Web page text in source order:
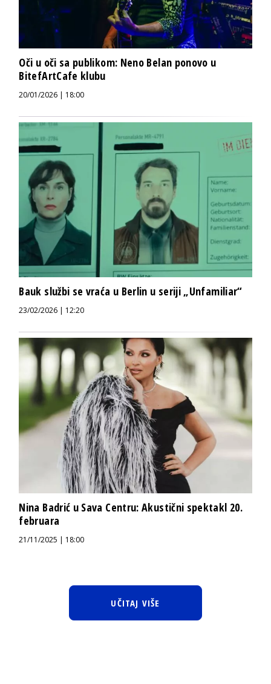
Oči u oči sa publikom: Neno Belan ponovo u
BitefArtCafe klubu
20/01/2026 | 18:00
Bauk službi se vraća u Berlin u seriji „Unfamiliar“
23/02/2026 | 12:20
Nina Badrić u Sava Centru: Akustični spektakl 20.
februara
21/11/2025 | 18:00
UČITAJ VIŠE